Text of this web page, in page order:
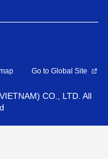
Go to Global Site
CO., LTD. All